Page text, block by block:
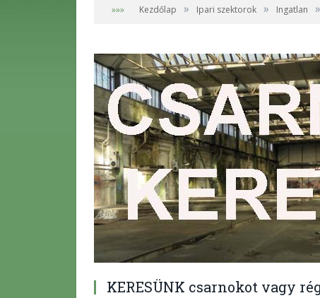
»»» Kezdőlap » Ipari szektorok » Ingatlan »
KERESÜNK csarnokot vagy